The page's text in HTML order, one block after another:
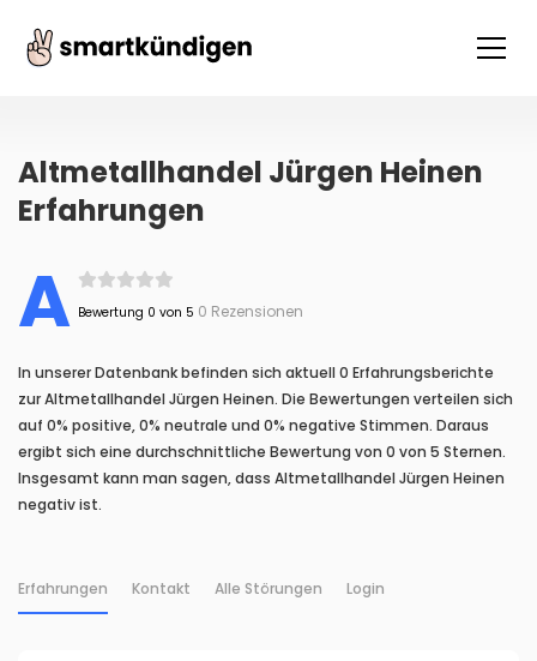
Altmetallhandel Jürgen Heinen
Erfahrungen
A Bewertung 0 von 5 0 Rezensionen
In unserer Datenbank befinden sich aktuell 0 Erfahrungsberichte
zur Altmetallhandel Jürgen Heinen. Die Bewertungen verteilen sich
auf 0% positive, 0% neutrale und 0% negative Stimmen. Daraus
ergibt sich eine durchschnittliche Bewertung von 0 von 5 Sternen.
Insgesamt kann man sagen, dass Altmetallhandel Jürgen Heinen
negativ ist.
Erfahrungen Kontakt Alle Störungen Login